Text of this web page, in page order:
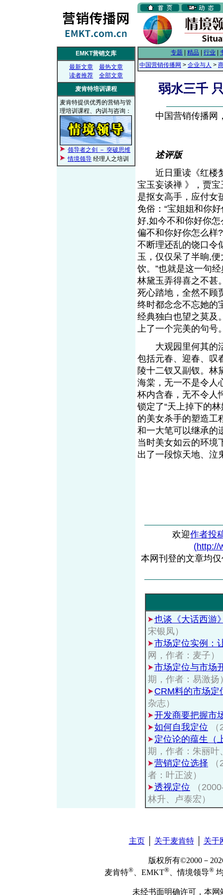
EMKT营销文库
最新文章
最热文章
读者推荐
全部文章
麦肯特培训课程
麦肯特提供优秀的营销与管
理培训课程、内训与咨询：
领导者之剑 － 突破思维
情境领导 经理人之培训
专题 精品 行业
中国营销传播网 > 企业与人 >
弱水三千
中国营销传播网
述评版
近日重读《红楼梦
宝玉妄谈禅 》，贾
是抠女高手，应付女
免俗：“宝姐姐和你
好,如今不和你好你
偏不和你好你怎么样
不断理还乱的饶口令
玉，仅仅呆了半晌,
饮。”也就是这一句
林黛玉弄得喜之不甚
死心踏地，全然不顾
终时都念念不忘她的
经典独白也望之莫及
上了一个完美的句号
大观园里何其的活
包括元春、迎春、叹
陵十二钗又副钗。林
海棠，无一不是令人
杯内含春，无不令人
锁定了“天上掉下的
的美女杀手的塑造工
和一大笔可以继承的
当时美女如云的环境
出了一段惊天地、泣
欢迎作者投
(http://
本网刊登的文章均
也谈《大话西游
宋银凤）
市场定位实例：
网，作者：麦子）
市场定位与市场
期，作者：易激扬
CRM料的市场定
杂志）
开发商要把握市
如何自我定位
定位论的蕴生（
期，作者：朱丽叶
营销定位选择
者：叶正波）
透视定位
（
林升、卢泰宏）
主页│ 关于麦肯特│ 关于
版权所有©2000－
麦肯特® 、EMKT® 、情境领导®
未经书面明确许可，本